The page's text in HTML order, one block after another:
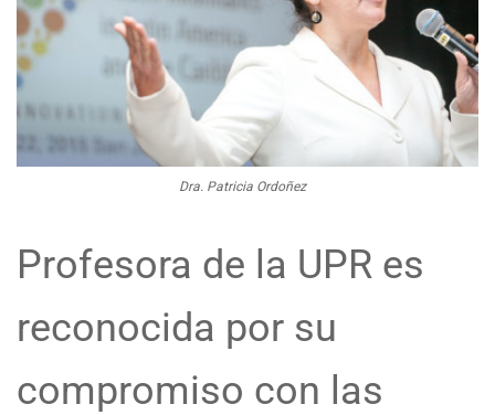
Dra. Patricia Ordoñez
Profesora de la UPR es
reconocida por su
compromiso con las